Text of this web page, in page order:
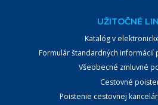
UŽITOČNÉ
Katalóg v
Formulár štandardných informácií
Všeobecné zmluvné
Cestovné
Poistenie cestovnej